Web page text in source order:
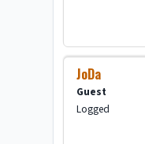
JoDa
Guest
Logged